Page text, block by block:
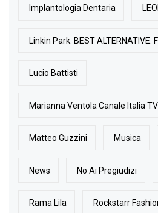
Implantologia Dentaria
Linkin Park. BEST ALTERNATIVE:
Lucio Battisti
Marianna Ventola Canale Italia
Matteo Guzzini Musica
News No Ai Pregiudizi
Rama Lila Rockstarr